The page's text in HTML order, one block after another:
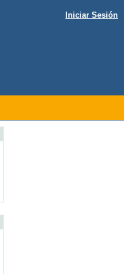
Iniciar Sesión